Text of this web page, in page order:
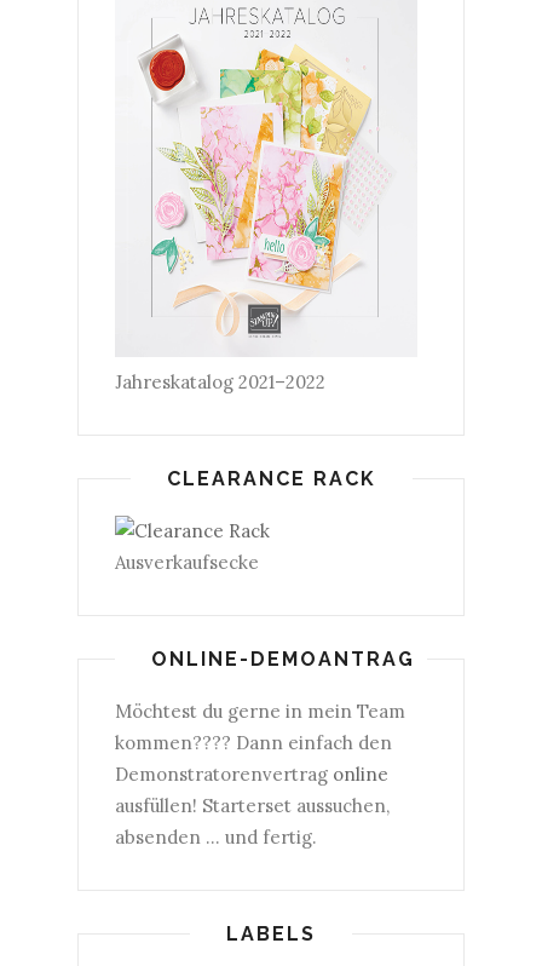
Jahreskatalog 2021–2022
CLEARANCE RACK
Ausverkaufsecke
ONLINE-DEMOANTRAG
Möchtest du gerne in mein Team
kommen???? Dann einfach den
Demonstratorenvertrag online
ausfüllen! Starterset aussuchen,
absenden ... und fertig.
LABELS